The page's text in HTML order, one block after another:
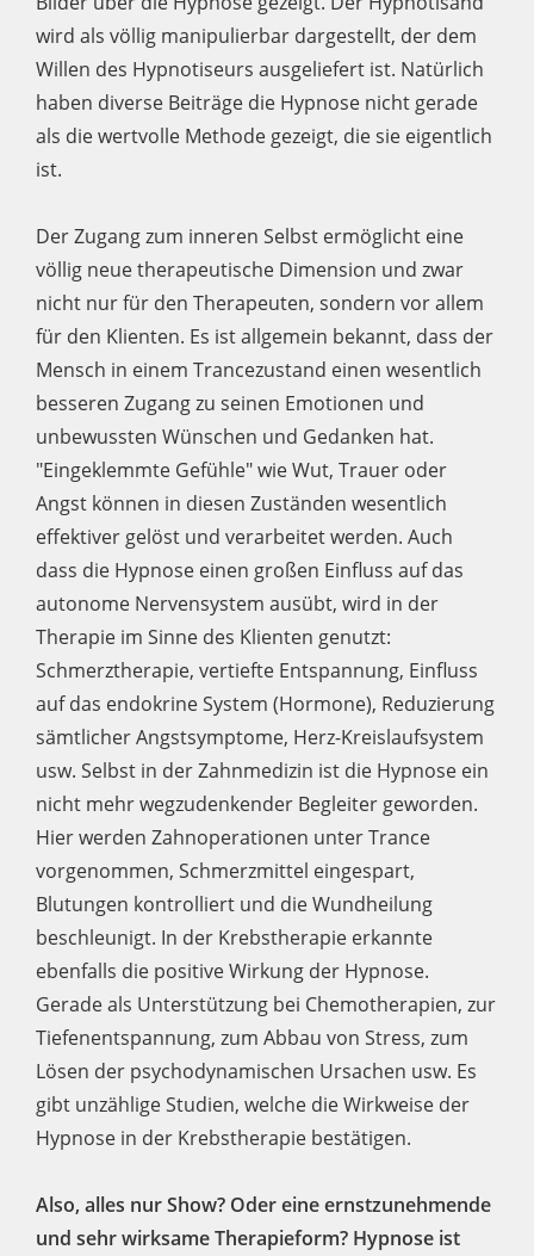
wird als völlig manipulierbar dargestellt, der dem
Willen des Hypnotiseurs ausgeliefert ist. Natürlich
haben diverse Beiträge die Hypnose nicht gerade
als die wertvolle Methode gezeigt, die sie eigentlich
ist.
Der Zugang zum inneren Selbst ermöglicht eine
völlig neue therapeutische Dimension und zwar
nicht nur für den Therapeuten, sondern vor allem
für den Klienten. Es ist allgemein bekannt, dass der
Mensch in einem Trancezustand einen wesentlich
besseren Zugang zu seinen Emotionen und
unbewussten Wünschen und Gedanken hat.
"Eingeklemmte Gefühle" wie Wut, Trauer oder
Angst können in diesen Zuständen wesentlich
effektiver gelöst und verarbeitet werden. Auch
dass die Hypnose einen großen Einfluss auf das
autonome Nervensystem ausübt, wird in der
Therapie im Sinne des Klienten genutzt:
Schmerztherapie, vertiefte Entspannung, Einfluss
auf das endokrine System (Hormone), Reduzierung
sämtlicher Angstsymptome, Herz-Kreislaufsystem
usw. Selbst in der Zahnmedizin ist die Hypnose ein
nicht mehr wegzudenkender Begleiter geworden.
Hier werden Zahnoperationen unter Trance
vorgenommen, Schmerzmittel eingespart,
Blutungen kontrolliert und die Wundheilung
beschleunigt. In der Krebstherapie erkannte
ebenfalls die positive Wirkung der Hypnose.
Gerade als Unterstützung bei Chemotherapien, zur
Tiefenentspannung, zum Abbau von Stress, zum
Lösen der psychodynamischen Ursachen usw. Es
gibt unzählige Studien, welche die Wirkweise der
Hypnose in der Krebstherapie bestätigen.
Also, alles nur Show? Oder eine ernstzunehmende
und sehr wirksame Therapieform? Hypnose ist